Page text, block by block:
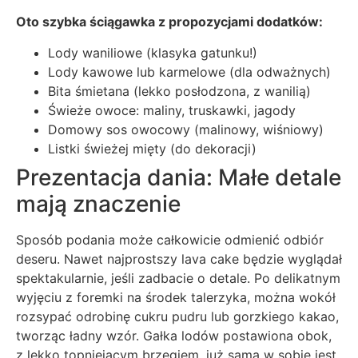
Oto szybka ściągawka z propozycjami dodatków:
Lody waniliowe (klasyka gatunku!)
Lody kawowe lub karmelowe (dla odważnych)
Bita śmietana (lekko posłodzona, z wanilią)
Świeże owoce: maliny, truskawki, jagody
Domowy sos owocowy (malinowy, wiśniowy)
Listki świeżej mięty (do dekoracji)
Prezentacja dania: Małe detale
mają znaczenie
Sposób podania może całkowicie odmienić odbiór
deseru. Nawet najprostszy lava cake będzie wyglądał
spektakularnie, jeśli zadbacie o detale. Po delikatnym
wyjęciu z foremki na środek talerzyka, można wokół
rozsypać odrobinę cukru pudru lub gorzkiego kakao,
tworząc ładny wzór. Gałka lodów postawiona obok,
z lekko topniejącym brzegiem, już sama w sobie jest